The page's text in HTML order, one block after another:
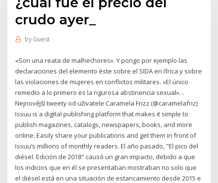
crudo ayer_
by Guest
«Son una reata de malhechores». Y pongo por ejemplo las
declaraciones del elemento éste sobre el SIDA en ífrica y sobre
las violaciones de mujeres en conflictos militares. «El único
remedio a lo primero es la rigurosa abstinencia sexual»…
Nejnovější tweety od uživatele Caramela Frizz (@caramelafriz)
Issuu is a digital publishing platform that makes it simple to
publish magazines, catalogs, newspapers, books, and more
online. Easily share your publications and get them in front of
Issuu’s millions of monthly readers. El año pasado, "El pico del
diésel: Edición de 2018" causó un gran impacto, debido a que
los indicios que en él se presentaban mostraban no solo que
el diésel está en una situación de estancamiento desde 2015 e